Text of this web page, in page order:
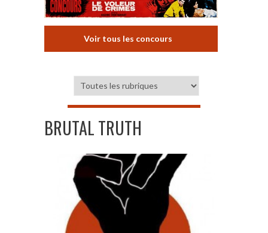
Voir tous les concours
BRUTAL TRUTH